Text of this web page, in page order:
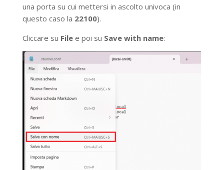
una porta su cui mettersi in ascolto univoca (in
questo caso la 22100).
Cliccare su Filee poi su Save with name: